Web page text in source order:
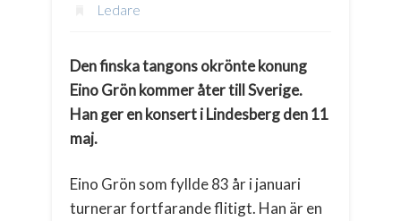
Ledare
Den finska tangons okrönte konung
Eino Grön kommer åter till Sverige.
Han ger en konsert i Lindesberg den 11
maj.
Eino Grön som fyllde 83 år i januari
turnerar fortfarande flitigt. Han är en